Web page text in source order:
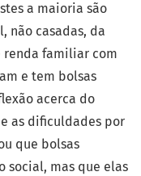
a maioria são
não casadas, da
renda familiar com
e tem bolsas
acerca do
as dificuldades por
que bolsas
social, mas que elas